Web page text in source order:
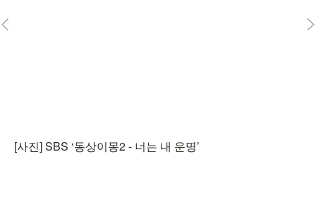
[사진] SBS ‘동상이몽2 - 너는 내 운명’